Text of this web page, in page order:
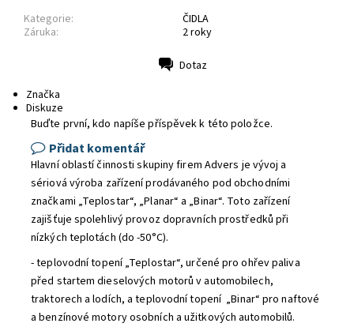
Kategorie:
ČIDLA
Záruka:
2 roky
Dotaz
Značka
Diskuze
Buďte první, kdo napíše příspěvek k této položce.
Přidat komentář
Hlavní oblastí činnosti skupiny firem Advers je vývoj a
sériová výroba zařízení prodávaného pod obchodními
značkami „Teplostar“, „Planar“ a „Binar“. Toto zařízení
zajišťuje spolehlivý provoz dopravních prostředků při
nízkých teplotách (do -50°С).
- teplovodní topení „Teplostar“, určené pro ohřev paliva
před startem dieselových motorů v automobilech,
traktorech a lodích, a teplovodní topení „Binar“ pro naftové
a benzínové motory osobních a užitkových automobilů.